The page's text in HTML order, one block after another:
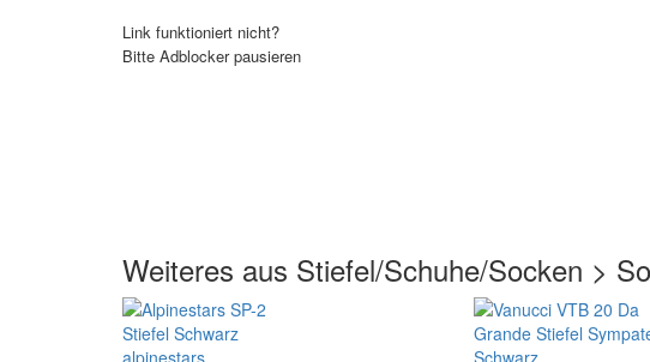
Link funktioniert nicht?
Bitte Adblocker pausieren
Weiteres aus Stiefel/Schuhe/Socken >